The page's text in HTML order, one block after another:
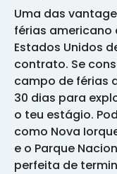
Uma das
férias americano
Estados Unidos
contrato. Se
campo de férias
30 dias para
o teu estágio.
como Nova
e o Parque
perfeita de